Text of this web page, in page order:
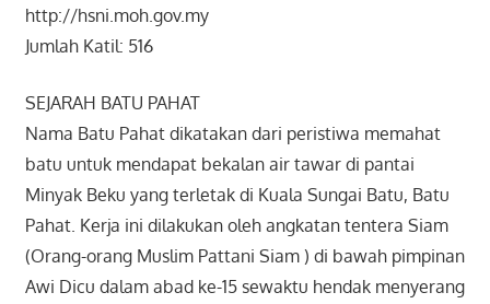
http://hsni.moh.gov.my
Jumlah Katil: 516
SEJARAH BATU PAHAT
Nama Batu Pahat dikatakan dari peristiwa memahat
batu untuk mendapat bekalan air tawar di pantai
Minyak Beku yang terletak di Kuala Sungai Batu, Batu
Pahat. Kerja ini dilakukan oleh angkatan tentera Siam
(Orang-orang Muslim Pattani Siam ) di bawah pimpinan
Awi Dicu dalam abad ke-15 sewaktu hendak menyerang